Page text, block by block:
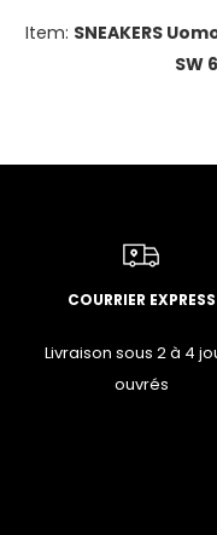
Item: SNEAKERS
SW
COURRIER EXPRESS
Livraison sous 2 à 4
ouvrés